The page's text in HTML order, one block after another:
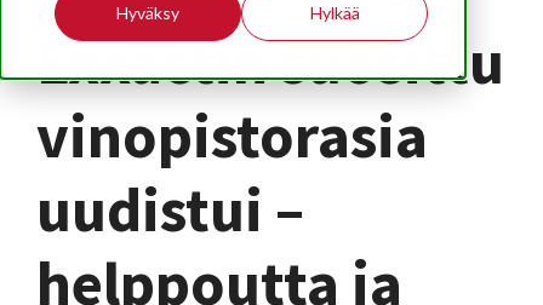
Hyväksy Hylkää
Exxactin suosittu
vinopistorasia
uudistui –
helppoutta ja